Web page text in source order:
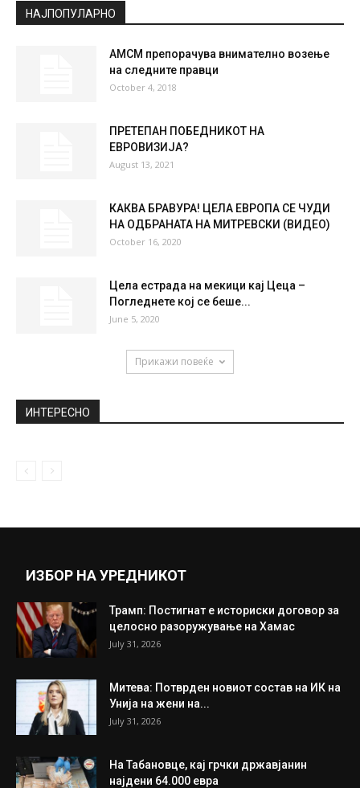
НАЈПОПУЛАРНО
АМСМ препорачува внимателно возење
на следните правци
October 4, 2018
ПРЕТЕПАН ПОБЕДНИКОТ НА
ЕВРОВИЗИЈА?
August 13, 2021
КАКВА БРАВУРА! ЦЕЛА ЕВРОПА СЕ ЧУДИ
НА ОДБРАНАТА НА МИТРЕВСКИ (ВИДЕО)
October 16, 2020
Цела естрада на мекици кај Цеца –
Погледнете кој се беше...
June 5, 2020
Прикажи повеќе
ИНТЕРЕСНО
ИЗБОР НА УРЕДНИКОТ
Трамп: Постигнат е историски договор за
целосно разоружување на Хамас
July 31, 2026
Митева: Потврден новиот состав на ИК на
Унија на жени на...
July 31, 2026
На Табановце, кај грчки државјанин
најдени 64.000 евра